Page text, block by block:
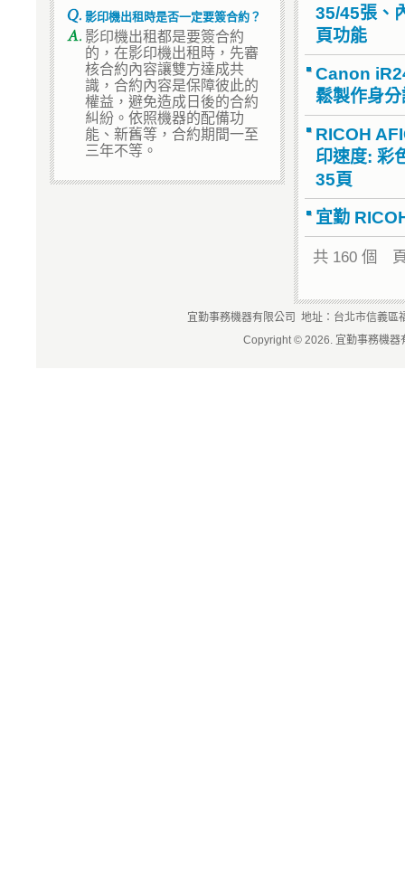
影印機出租時是否一定要簽合約？
影印機出租都是要簽合約
的，在影印機出租時，先審
核合約內容讓雙方達成共
識，合約內容是保障彼此的
權益，避免造成日後的合約
糾紛。依照機器的配備功
能、新舊等，合約期間一至
三年不等。
35/45張、
頁功能
Canon
鬆製作身
RICOH
印速度: 彩
35頁
宜勤
共 160 個
宜勤事務機器有限公司 地址：台北市信義
Copyright © 2026. 宜勤事務機